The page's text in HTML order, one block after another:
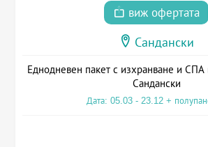
виж офертата
Сандански
Еднодневен пакет с изхранване и СПА
Сандански
Дата: 05.03 - 23.12 +